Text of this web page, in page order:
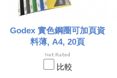
Godex 實色鋼圈可加頁資
料薄, A4, 20頁
比較